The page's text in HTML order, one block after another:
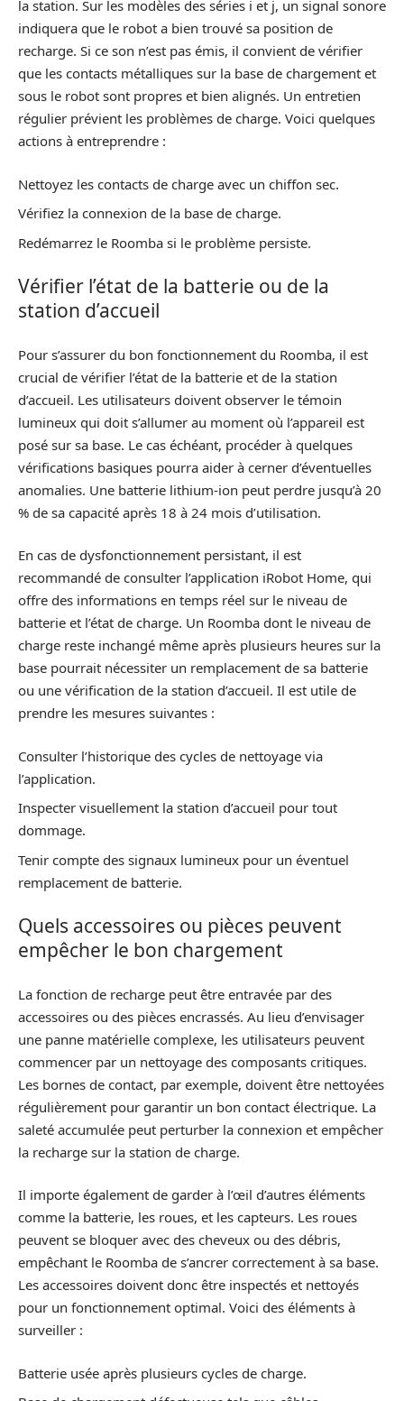
la station. Sur les modèles des séries i et j, un signal sonore
indiquera que le robot a bien trouvé sa position de
recharge. Si ce son n’est pas émis, il convient de vérifier
que les contacts métalliques sur la base de chargement et
sous le robot sont propres et bien alignés. Un entretien
régulier prévient les problèmes de charge. Voici quelques
actions à entreprendre :
Nettoyez les contacts de charge avec un chiffon sec.
Vérifiez la connexion de la base de charge.
Redémarrez le Roomba si le problème persiste.
Vérifier l’état de la batterie ou de la
station d’accueil
Pour s’assurer du bon fonctionnement du Roomba, il est
crucial de vérifier l’état de la batterie et de la station
d’accueil. Les utilisateurs doivent observer le témoin
lumineux qui doit s’allumer au moment où l’appareil est
posé sur sa base. Le cas échéant, procéder à quelques
vérifications basiques pourra aider à cerner d’éventuelles
anomalies. Une batterie lithium-ion peut perdre jusqu’à 20
% de sa capacité après 18 à 24 mois d’utilisation.
En cas de dysfonctionnement persistant, il est
recommandé de consulter l’application iRobot Home, qui
offre des informations en temps réel sur le niveau de
batterie et l’état de charge. Un Roomba dont le niveau de
charge reste inchangé même après plusieurs heures sur la
base pourrait nécessiter un remplacement de sa batterie
ou une vérification de la station d’accueil. Il est utile de
prendre les mesures suivantes :
Consulter l’historique des cycles de nettoyage via
l’application.
Inspecter visuellement la station d’accueil pour tout
dommage.
Tenir compte des signaux lumineux pour un éventuel
remplacement de batterie.
Quels accessoires ou pièces peuvent
empêcher le bon chargement
La fonction de recharge peut être entravée par des
accessoires ou des pièces encrassés. Au lieu d’envisager
une panne matérielle complexe, les utilisateurs peuvent
commencer par un nettoyage des composants critiques.
Les bornes de contact, par exemple, doivent être nettoyées
régulièrement pour garantir un bon contact électrique. La
saleté accumulée peut perturber la connexion et empêcher
la recharge sur la station de charge.
Il importe également de garder à l’œil d’autres éléments
comme la batterie, les roues, et les capteurs. Les roues
peuvent se bloquer avec des cheveux ou des débris,
empêchant le Roomba de s’ancrer correctement à sa base.
Les accessoires doivent donc être inspectés et nettoyés
pour un fonctionnement optimal. Voici des éléments à
surveiller :
Batterie usée après plusieurs cycles de charge.